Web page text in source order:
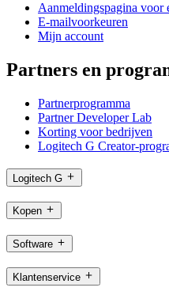
Aanmeldingspagina voor
E-mailvoorkeuren
Mijn account
Partners en
Partnerprogramma
Partner Developer Lab
Korting voor bedrijven
Logitech G Creator-
Logitech G
Kopen
Software
Klantenservice